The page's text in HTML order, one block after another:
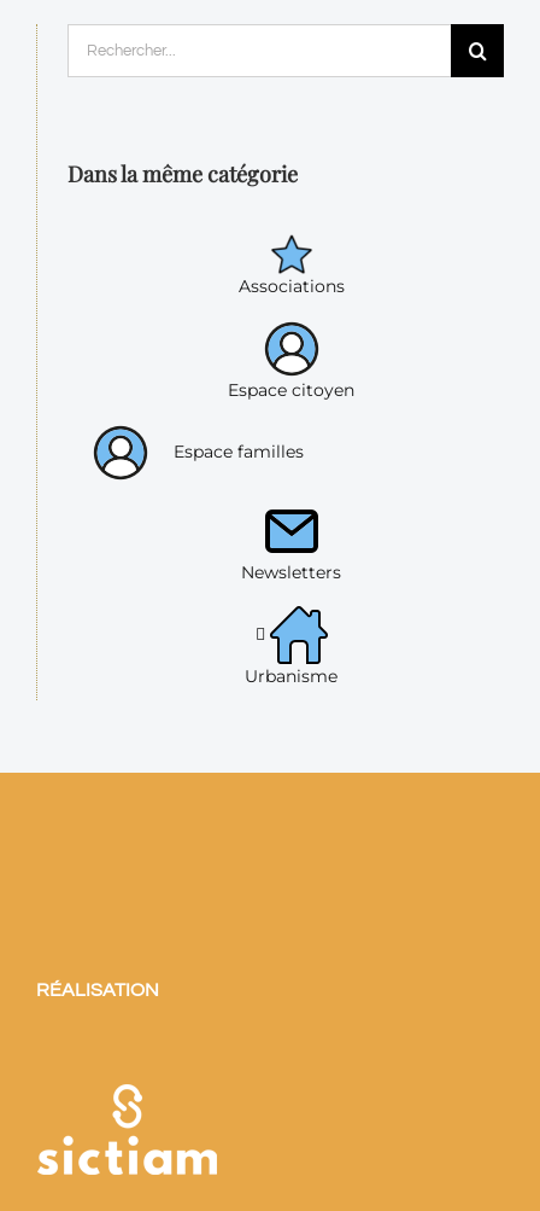
Dans la même catégorie
Associations
Espace citoyen
Espace familles
Newsletters
Urbanisme
RÉALISATION